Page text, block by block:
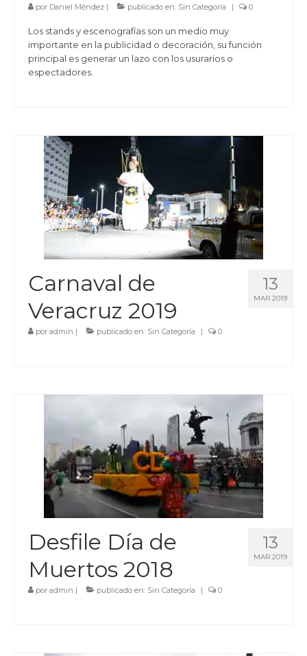
por Daniel Méndez | publicado en: Sin Categoría | 0
Los stands y escenografías son un medio muy
importante en la publicidad o decoración, su función
principal es generar un lazo con los usurarios o
espectadores.
13
MAR 2019
Carnaval de
Veracruz 2019
por admin | publicado en: Sin Categoría | 0
13
MAR 2019
Desfile Día de
Muertos 2018
por admin | publicado en: Sin Categoría | 0